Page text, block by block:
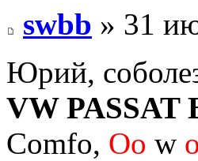
swbb » 31
Юрий,
VW PASSAT
Comfo, Oo w